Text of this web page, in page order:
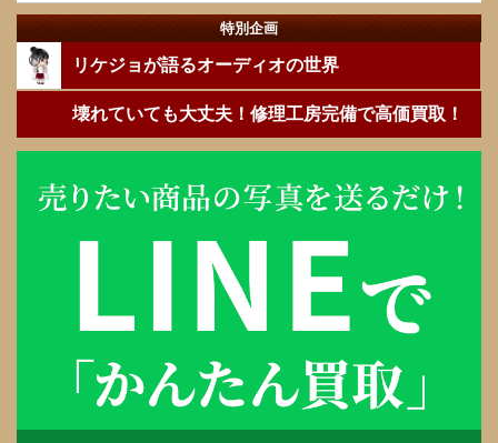
特別企画
リケジョが語るオーディオの世界
壊れていても大丈夫！修理工房完備で高価買取！